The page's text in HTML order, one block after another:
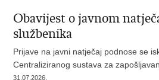
Obavijest o javnom
službenika
Prijave na javni natječaj podnose se
Centraliziranog sustava za
31.07.2026.